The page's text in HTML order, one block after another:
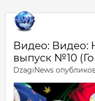
Видео: Видео:
выпуск №10
DzagiNews